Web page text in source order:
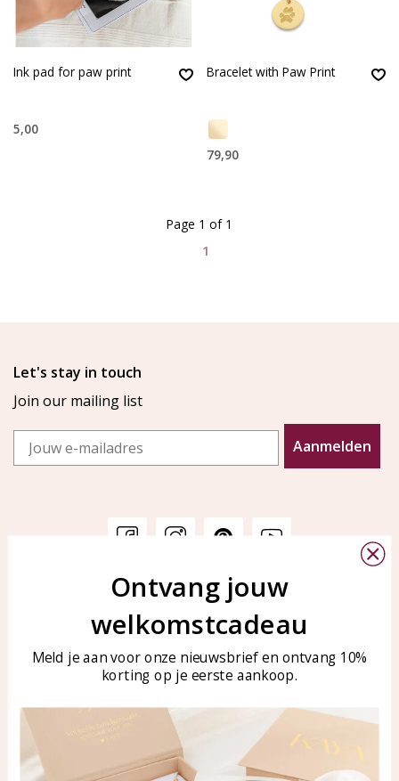
Ink pad for paw print
5,00
Bracelet with Paw Print
79,90
1
Page 1 of 1
Let's stay in touch
Join our mailing list
Email
Aanmelden
Customer service
Customer service
Care for your jewelry
KAYA Sieraden
Bellen of WhatsApp Ma-Vr
Tel: 0850003187
WhatsApp: 0850003187
klantenservice@kayasierade
Ontvang jouw
welkomstcadeau
Meld je aan voor onze nieuwsbrief en ontvang 10%
korting op je eerste aankoop.